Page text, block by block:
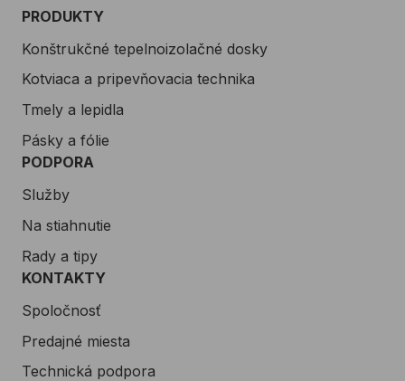
PRODUKTY
Konštrukčné tepelnoizolačné dosky
Kotviaca a pripevňovacia technika
Tmely a lepidla
Pásky a fólie
PODPORA
Služby
Na stiahnutie
Rady a tipy
KONTAKTY
Spoločnosť
Predajné miesta
Technická podpora